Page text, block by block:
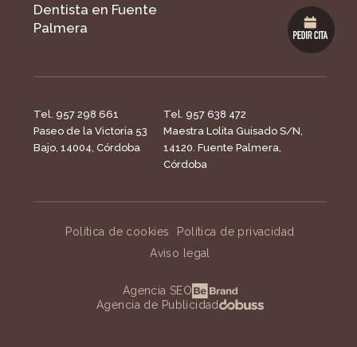
Dentista en Fuente
Palmera
Tel. 957 298 661
Paseo de la Victoria 53
Bajo, 14004, Córdoba
Tel. 957 638 472
Maestra Lolita Guisado S/N,
14120. Fuente Palmera,
Córdoba
Política de cookies
Política de privacidad
Aviso legal
Agencia SEO
Agencia de Publicidad